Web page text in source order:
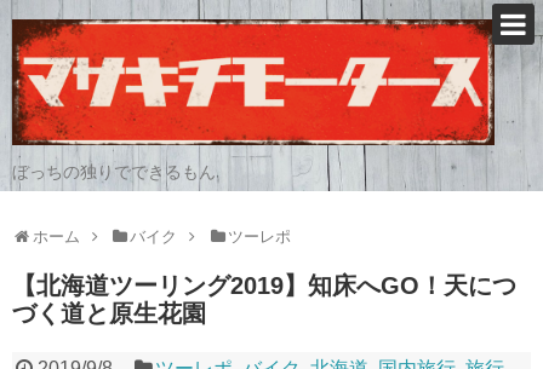
ぼっちの独りでできるもん
ホーム バイク ツーレポ
【北海道ツーリング2019】知床へGO！天につ
づく道と原生花園